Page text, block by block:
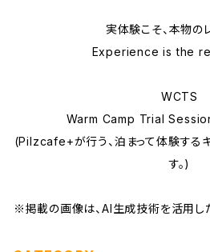
実体験こそ、本物の
Experience is the
WCTS
Warm Camp Trial
(Pilzcafe+が行う、泊まって体験する
す。)
※掲載の画像は、AI生成技術を活用し